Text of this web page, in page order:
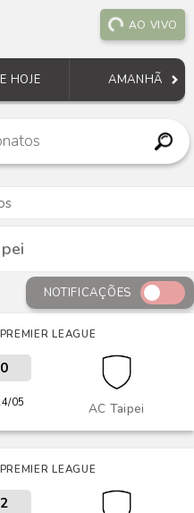
AO VIVO
HOJE AMANHÃ
NOTIFICAÇÕES
LEAGUE
AC Taipei
0
05
LEAGUE
2